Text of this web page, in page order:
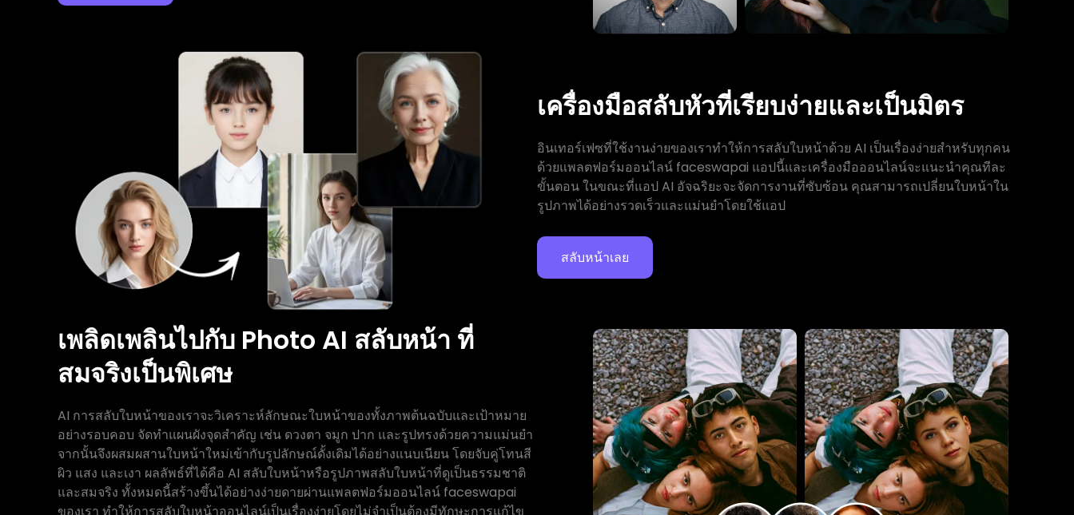
เครื่องมือสลับหัวที่เรียบง่ายและเป็นมิตร
อินเทอร์เฟซที่ใช้งานง่ายของเราทำให้การสลับใบหน้าด้วย AI เป็นเรื่องง่ายสำหรับทุกคน
ด้วยแพลตฟอร์มออนไลน์ faceswapai แอปนี้และเครื่องมือออนไลน์จะแนะนำคุณทีละ
ขั้นตอน ในขณะที่แอป AI อัจฉริยะจะจัดการงานที่ซับซ้อน คุณสามารถเปลี่ยนใบหน้าใน
รูปภาพได้อย่างรวดเร็วและแม่นยำโดยใช้แอป
สลับหน้าเลย
เพลิดเพลินไปกับ Photo AI สลับหน้า ที่
สมจริงเป็นพิเศษ
AI การสลับใบหน้าของเราจะวิเคราะห์ลักษณะใบหน้าของทั้งภาพต้นฉบับและเป้าหมาย
อย่างรอบคอบ จัดทำแผนผังจุดสำคัญ เช่น ดวงตา จมูก ปาก และรูปทรงด้วยความแม่นยำ
จากนั้นจึงผสมผสานใบหน้าใหม่เข้ากับรูปลักษณ์ดั้งเดิมได้อย่างแนบเนียน โดยจับคู่โทนสี
ผิว แสง และเงา ผลลัพธ์ที่ได้คือ AI สลับใบหน้าหรือรูปภาพสลับใบหน้าที่ดูเป็นธรรมชาติ
และสมจริง ทั้งหมดนี้สร้างขึ้นได้อย่างง่ายดายผ่านแพลตฟอร์มออนไลน์ faceswapai